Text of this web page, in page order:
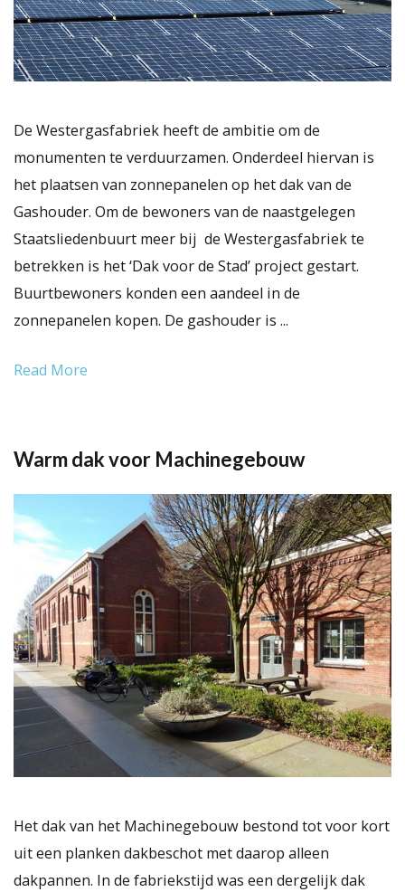
De Westergasfabriek heeft de ambitie om de
monumenten te verduurzamen. Onderdeel hiervan is
het plaatsen van zonnepanelen op het dak van de
Gashouder. Om de bewoners van de naastgelegen
Staatsliedenbuurt meer bij de Westergasfabriek te
betrekken is het ‘Dak voor de Stad’ project gestart.
Buurtbewoners konden een aandeel in de
zonnepanelen kopen. De gashouder is ...
Read More
Warm dak voor Machinegebouw
Het dak van het Machinegebouw bestond tot voor kort
uit een planken dakbeschot met daarop alleen
dakpannen. In de fabriekstijd was een dergelijk dak